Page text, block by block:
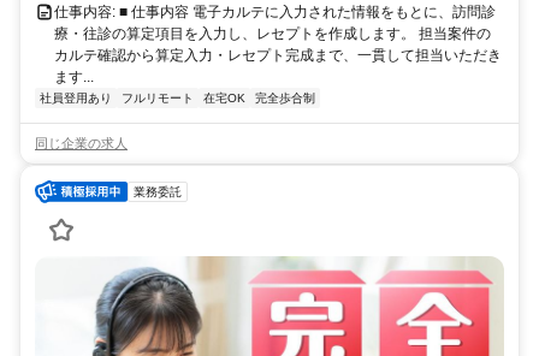
仕事内容: ■ 仕事内容 電子カルテに入力された情報をもとに、訪問診
療・往診の算定項目を入力し、レセプトを作成します。 担当案件の
カルテ確認から算定入力・レセプト完成まで、一貫して担当いただき
ます...
社員登用あり フルリモート 在宅OK 完全歩合制
同じ企業の求人
業務委託